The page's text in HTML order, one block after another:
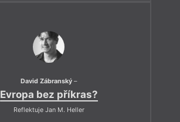
David Zábranský –
Evropa bez příkras?
Reflektuje Jan M. Heller